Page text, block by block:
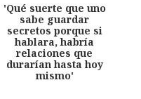
'Qué suerte que uno
sabe guardar
secretos porque si
hablara, habría
relaciones que
durarían hasta hoy
mismo'